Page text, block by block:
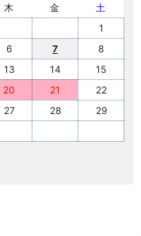
木 金
土
1
6 7
8
13 14
15
20 21
22
27 28
29